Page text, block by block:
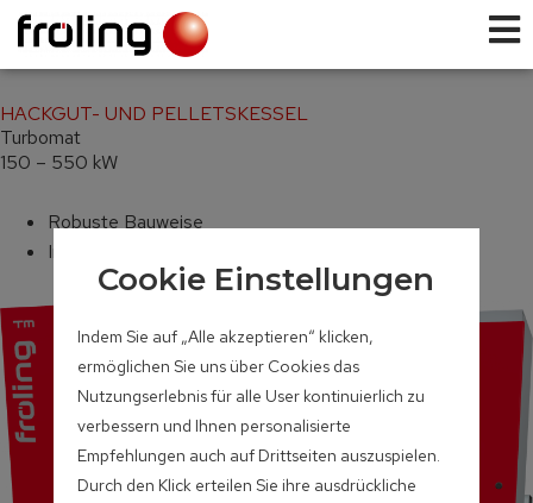
HACKGUT- UND PELLETSKESSEL
Turbomat
150 – 550 kW
Robuste Bauweise
Industrie-Ausführung
Cookie Einstellungen
Indem Sie auf „Alle akzeptieren“ klicken,
ermöglichen Sie uns über Cookies das
Nutzungserlebnis für alle User kontinuierlich zu
verbessern und Ihnen personalisierte
Empfehlungen auch auf Drittseiten auszuspielen.
Durch den Klick erteilen Sie ihre ausdrückliche